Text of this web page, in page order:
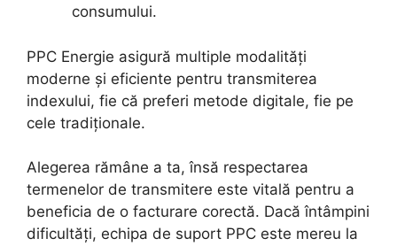
consumului.
PPC Energie asigură multiple modalități
moderne și eficiente pentru transmiterea
indexului, fie că preferi metode digitale, fie pe
cele tradiționale.
Alegerea rămâne a ta, însă respectarea
termenelor de transmitere este vitală pentru a
beneficia de o facturare corectă. Dacă întâmpini
dificultăți, echipa de suport PPC este mereu la